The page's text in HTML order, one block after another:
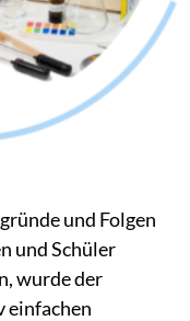
und Folgen
und Schüler
wurde der